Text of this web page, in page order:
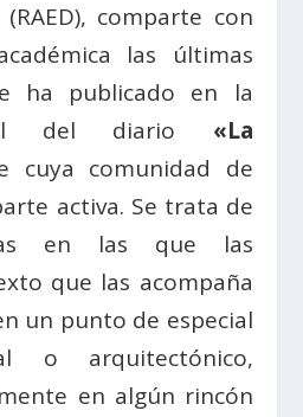
comparte con
las últimas
ha publicado en la
del diario «La
cuya comunidad de
activa. Se trata de
en las que las
que las acompaña
un punto de especial
o arquitectónico,
en algún rincón